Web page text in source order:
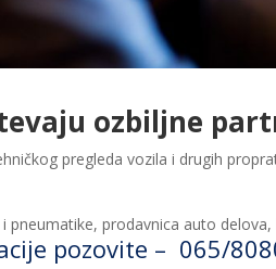
ozbiljne
pregleda vozila i drugih
pneumatike, prodavnica auto
pozovite – 065/